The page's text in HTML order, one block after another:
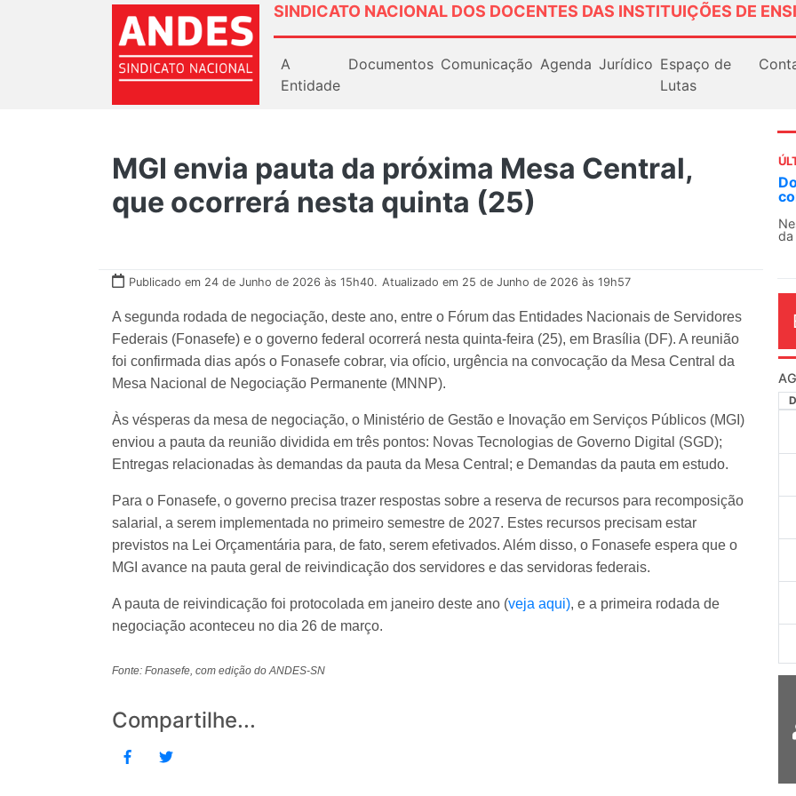
SINDICATO NACIONAL DOS DOCENTES DAS INSTITUIÇÕES DE
A
Entidade
Documentos Comunicação Agenda Jurídico Espaço de
Lutas
MGI envia pauta da próxima Mesa Central,
que ocorrerá nesta quinta (25)
Publicado em 24 de Junho de 2026 às 15h40. Atualizado em 25 de Junho de 2026 às 19h57
A segunda rodada de negociação, deste ano, entre o Fórum das Entidades Nacionais de Servidores
Federais (Fonasefe) e o governo federal ocorrerá nesta quinta-feira (25), em Brasília (DF). A reunião
foi confirmada dias após o Fonasefe cobrar, via ofício, urgência na convocação da Mesa Central da
Mesa Nacional de Negociação Permanente (MNNP).
Às vésperas da mesa de negociação, o Ministério de Gestão e Inovação em Serviços Públicos (MGI)
enviou a pauta da reunião dividida em três pontos: Novas Tecnologias de Governo Digital (SGD);
Entregas relacionadas às demandas da pauta da Mesa Central; e Demandas da pauta em estudo.
Para o Fonasefe, o governo precisa trazer respostas sobre a reserva de recursos para recomposição
salarial, a serem implementada no primeiro semestre de 2027. Estes recursos precisam estar
previstos na Lei Orçamentária para, de fato, serem efetivados. Além disso, o Fonasefe espera que o
MGI avance na pauta geral de reivindicação dos servidores e das servidoras federais.
A pauta de reivindicação foi protocolada em janeiro deste ano (veja aqui), e a primeira rodada de
negociação aconteceu no dia 26 de março.
Fonte: Fonasefe, com edição do ANDES-SN
Compartilhe...
da